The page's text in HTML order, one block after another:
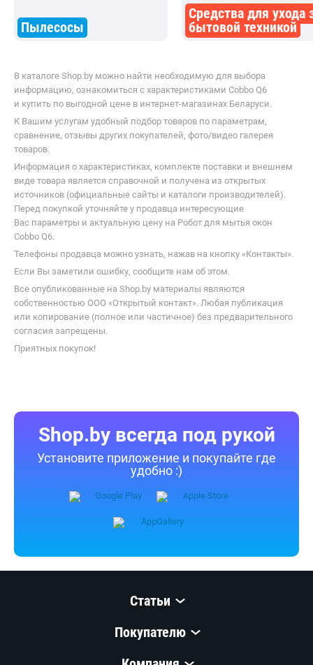
Пылесосы
Средства для ухода
бытовой техникой
В каталоге Shop.by можно найти необходимую для выбора
информацию, ознакомиться с характеристиками Cobbo Q6
и купить по выгодной цене в интернет-магазинах Беларуси.
К Вашим услугам удобный подбор товаров по параметрам,
сравнение, отзывы других покупателей, фото/видео галерея
товаров.
Информация о характеристиках, комплекте поставки и внешнем
виде товара является справочной и получена из открытых
источников (официальные сайты и каталоги производителей).
Перед покупкой уточняйте у продавца интересующие
Вас параметры и актуальную цену на Робот для мытья окон
Cobbo Q6.
Телефоны продавца можно узнать, нажав на кнопку «Контакты».
Если Вы заметили ошибку, сообщите нам об этом.
Все опубликованные на Shop.by материалы являются
собственностью ООО «Открытый контакт». Любая публикация
или копирование (полное или частичное) без предварительного
согласия запрещены.
Приятных покупок!
Shop.by всегда под рукой
Установите приложение и покупайте где
удобно :)
Статьи
Покупателю